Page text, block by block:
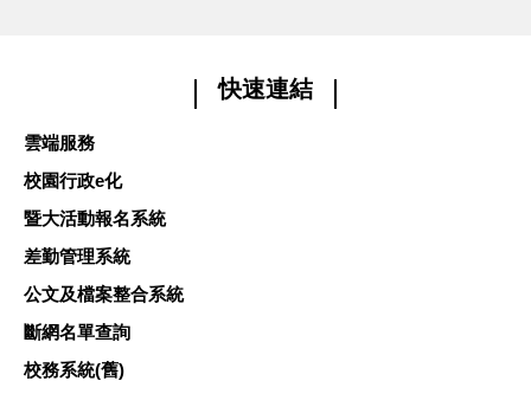
快速連結
雲端服務
校園行政e化
暨大活動報名系統
差勤管理系統
公文及檔案整合系統
斷網名單查詢
校務系統(舊)